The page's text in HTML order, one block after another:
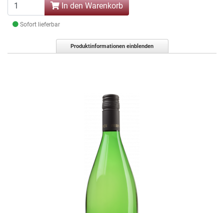
In den Warenkorb
Sofort lieferbar
Produktinformationen einblenden